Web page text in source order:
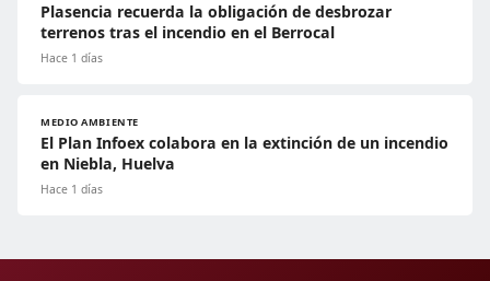
Plasencia recuerda la obligación de desbrozar
terrenos tras el incendio en el Berrocal
Hace 1 días
MEDIO AMBIENTE
El Plan Infoex colabora en la extinción de un incendio
en Niebla, Huelva
Hace 1 días